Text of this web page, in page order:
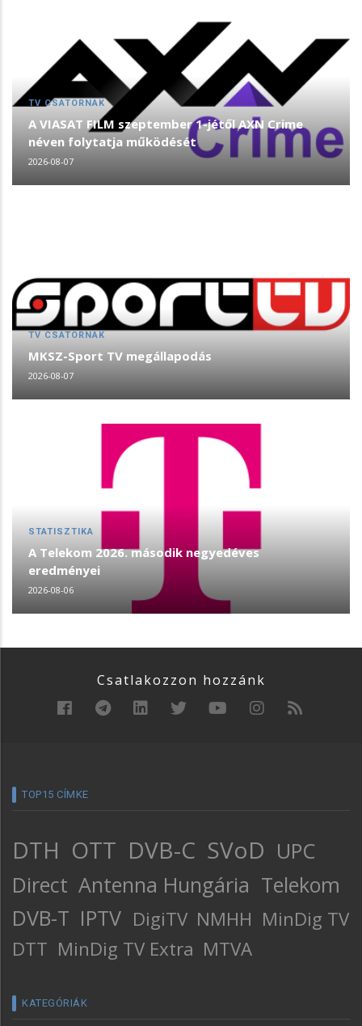
TV CSATORNÁK
A VIASAT FILM szeptember 1-jétől AXN Crime
néven folytatja működését
2026-08-07
TV CSATORNÁK
MKSZ-Sport TV megállapodás
2026-08-07
STATISZTIKA
A Telekom 2026. második negyedéves
eredményei
2026-08-06
Csatlakozzon hozzánk
TOP15 CÍMKE
DTH OTT DVB-C SVoD UPC
Direct Antenna Hungária Telekom
DVB-T IPTV DigiTV NMHH MinDig TV
DTT MinDig TV Extra MTVA
KATEGÓRIÁK